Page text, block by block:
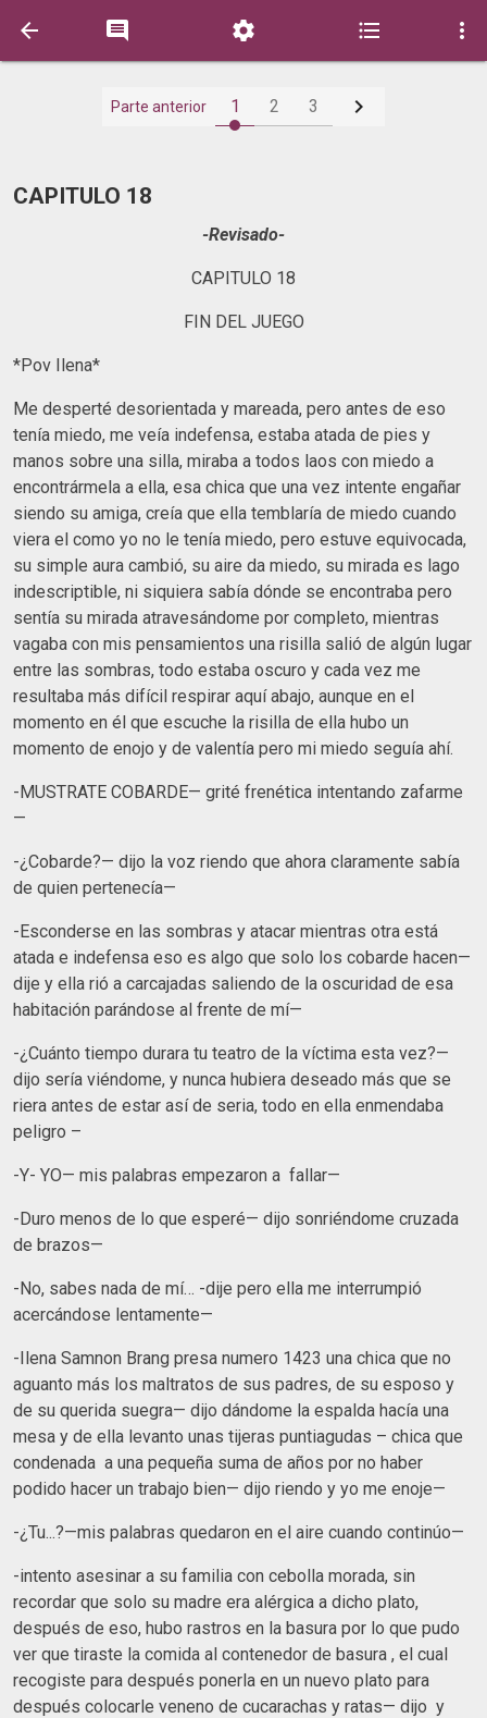
    
Parte anterior 1 2 3 
CAPITULO 18
-Revisado-
CAPITULO 18
FIN DEL JUEGO
*Pov Ilena*
Me desperté desorientada y mareada, pero antes de eso
tenía miedo, me veía indefensa, estaba atada de pies y
manos sobre una silla, miraba a todos laos con miedo a
encontrármela a ella, esa chica que una vez intente engañar
siendo su amiga, creía que ella temblaría de miedo cuando
viera el como yo no le tenía miedo, pero estuve equivocada,
su simple aura cambió, su aire da miedo, su mirada es lago
indescriptible, ni siquiera sabía dónde se encontraba pero
sentía su mirada atravesándome por completo, mientras
vagaba con mis pensamientos una risilla salió de algún lugar
entre las sombras, todo estaba oscuro y cada vez me
resultaba más difícil respirar aquí abajo, aunque en el
momento en él que escuche la risilla de ella hubo un
momento de enojo y de valentía pero mi miedo seguía ahí.
-MUSTRATE COBARDE— grité frenética intentando zafarme
—
-¿Cobarde?— dijo la voz riendo que ahora claramente sabía
de quien pertenecía—
-Esconderse en las sombras y atacar mientras otra está
atada e indefensa eso es algo que solo los cobarde hacen—
dije y ella rió a carcajadas saliendo de la oscuridad de esa
habitación parándose al frente de mí—
-¿Cuánto tiempo durara tu teatro de la víctima esta vez?—
dijo sería viéndome, y nunca hubiera deseado más que se
riera antes de estar así de seria, todo en ella enmendaba
peligro –
-Y- YO— mis palabras empezaron a fallar—
-Duro menos de lo que esperé— dijo sonriéndome cruzada
de brazos—
-No, sabes nada de mí… -dije pero ella me interrumpió
acercándose lentamente—
-Ilena Samnon Brang presa numero 1423 una chica que no
aguanto más los maltratos de sus padres, de su esposo y
de su querida suegra— dijo dándome la espalda hacía una
mesa y de ella levanto unas tijeras puntiagudas – chica que
condenada a una pequeña suma de años por no haber
podido hacer un trabajo bien— dijo riendo y yo me enoje—
-¿Tu...?—mis palabras quedaron en el aire cuando continúo—
-intento asesinar a su familia con cebolla morada, sin
recordar que solo su madre era alérgica a dicho plato,
después de eso, hubo rastros en la basura por lo que pudo
ver que tiraste la comida al contenedor de basura , el cual
recogiste para después ponerla en un nuevo plato para
después colocarle veneno de cucarachas y ratas— dijo y